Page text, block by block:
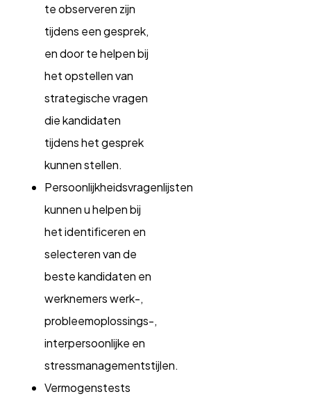
te observeren zijn
tijdens een gesprek,
en door te helpen bij
het opstellen van
strategische vragen
die kandidaten
tijdens het gesprek
kunnen stellen.
Persoonlijkheidsvragenlijsten
kunnen u helpen bij
het identificeren en
selecteren van de
beste kandidaten en
werknemers werk-,
probleemoplossings-,
interpersoonlijke en
stressmanagementstijlen.
Vermogenstests